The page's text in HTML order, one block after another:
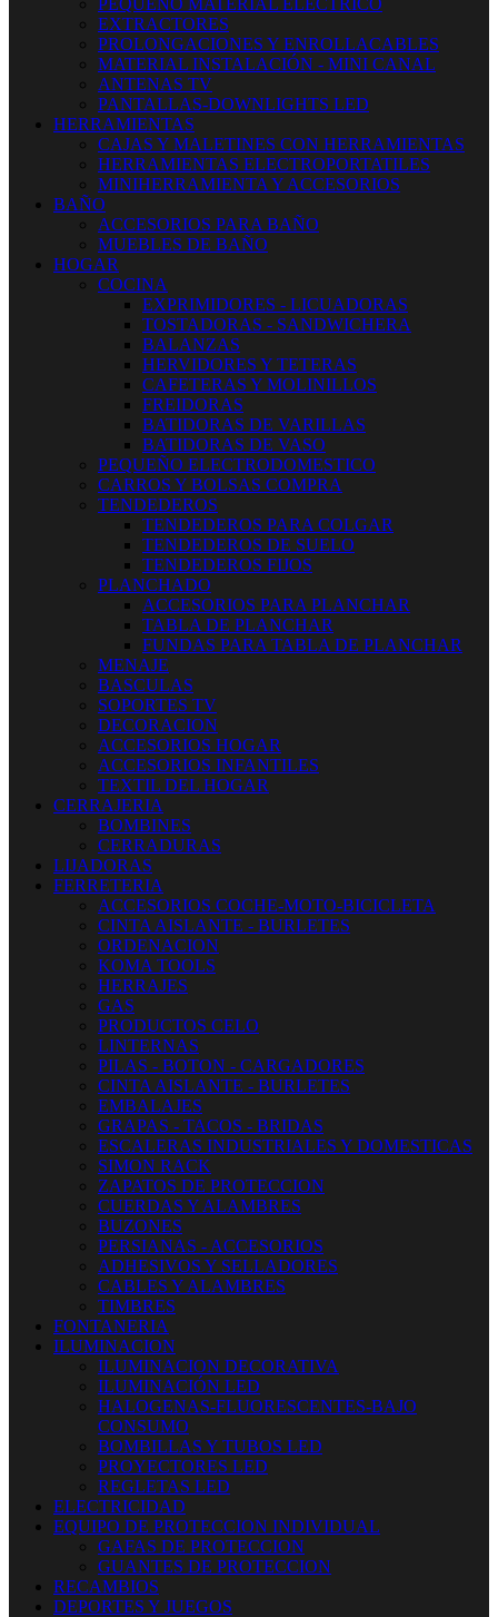
PEQUEÑO MATERIAL ELECTRICO
EXTRACTORES
PROLONGACIONES Y ENROLLACABLES
MATERIAL INSTALACIÓN - MINI CANAL
ANTENAS TV
PANTALLAS-DOWNLIGHTS LED
HERRAMIENTAS
CAJAS Y MALETINES CON HERRAMIENTAS
HERRAMIENTAS ELECTROPORTATILES
MINIHERRAMIENTA Y ACCESORIOS
BAÑO
ACCESORIOS PARA BAÑO
MUEBLES DE BAÑO
HOGAR
COCINA
EXPRIMIDORES - LICUADORAS
TOSTADORAS - SANDWICHERA
BALANZAS
HERVIDORES Y TETERAS
CAFETERAS Y MOLINILLOS
FREIDORAS
BATIDORAS DE VARILLAS
BATIDORAS DE VASO
PEQUEÑO ELECTRODOMESTICO
CARROS Y BOLSAS COMPRA
TENDEDEROS
TENDEDEROS PARA COLGAR
TENDEDEROS DE SUELO
TENDEDEROS FIJOS
PLANCHADO
ACCESORIOS PARA PLANCHAR
TABLA DE PLANCHAR
FUNDAS PARA TABLA DE PLANCHAR
MENAJE
BASCULAS
SOPORTES TV
DECORACION
ACCESORIOS HOGAR
ACCESORIOS INFANTILES
TEXTIL DEL HOGAR
CERRAJERIA
BOMBINES
CERRADURAS
LIJADORAS
FERRETERIA
ACCESORIOS COCHE-MOTO-BICICLETA
CINTA AISLANTE - BURLETES
ORDENACION
KOMA TOOLS
HERRAJES
GAS
PRODUCTOS CELO
LINTERNAS
PILAS - BOTON - CARGADORES
CINTA AISLANTE - BURLETES
EMBALAJES
GRAPAS - TACOS - BRIDAS
ESCALERAS INDUSTRIALES Y DOMESTICAS
SIMON RACK
ZAPATOS DE PROTECCION
CUERDAS Y ALAMBRES
BUZONES
PERSIANAS - ACCESORIOS
ADHESIVOS Y SELLADORES
CABLES Y ALAMBRES
TIMBRES
FONTANERIA
ILUMINACION
ILUMINACION DECORATIVA
ILUMINACIÓN LED
HALOGENAS-FLUORESCENTES-BAJO
CONSUMO
BOMBILLAS Y TUBOS LED
PROYECTORES LED
REGLETAS LED
ELECTRICIDAD
EQUIPO DE PROTECCION INDIVIDUAL
GAFAS DE PROTECCION
GUANTES DE PROTECCION
RECAMBIOS
DEPORTES Y JUEGOS